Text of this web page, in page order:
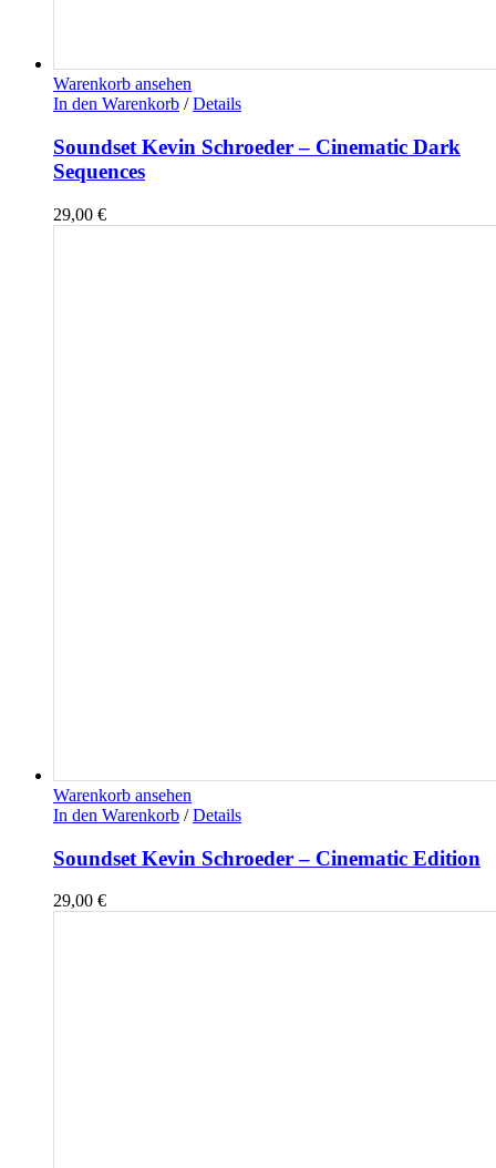
Warenkorb ansehen
In den Warenkorb / Details
Soundset Kevin Schroeder – Cinematic Dark
Sequences
29,00 €
Warenkorb ansehen
In den Warenkorb / Details
Soundset Kevin Schroeder – Cinematic Edition
29,00 €